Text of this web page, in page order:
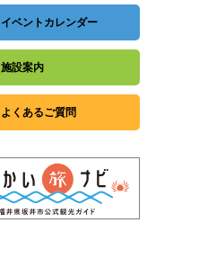
イベントカレンダー
施設案内
よくあるご質問